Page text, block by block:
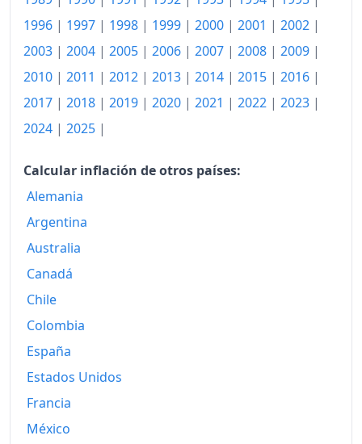
1993
999.90
1994
1,017.35
1995
1,055.55
1996
1999
2000
2002
2003
2004
1996 | 1997 | 1998 | 1999 | 2000 | 2001 | 2002 |
2003 | 2004 | 2005 | 2006 | 2007 | 2008 | 2009 |
2010 | 2011 | 2012 | 2013 | 2014 | 2015 | 2016 |
2017 | 2018 | 2019 | 2020 | 2021 | 2022 | 2023 |
2024 | 2025 |
Calcular inflación de otros países:
Alemania
Argentina
Australia
Canadá
Chile
Colombia
España
Estados Unidos
Francia
México